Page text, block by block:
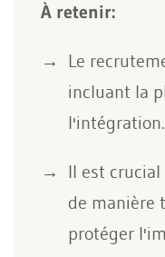
À retenir:
Le
incluant la
l'intégration.
Il est
de manière
protéger